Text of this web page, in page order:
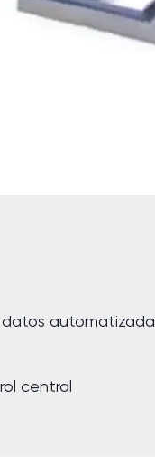
automatizada
central